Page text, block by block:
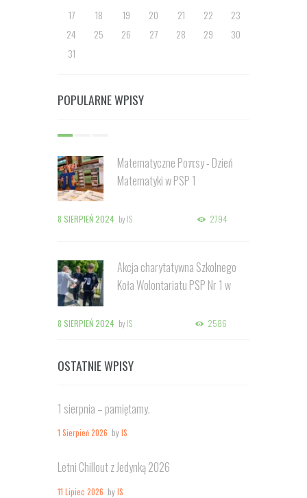
17
18 19 20 21 22
23
24
25 26 27 28 29
30
31
POPULARNE WPISY
Matematyczne Poπsy - Dzień
Matematyki w PSP 1
8 SIERPIEŃ 2024 by IS 2794
Akcja charytatywna Szkolnego
Koła Wolontariatu PSP Nr 1 w
8 SIERPIEŃ 2024 by IS 2586
OSTATNIE WPISY
1 sierpnia – pamiętamy.
1 Sierpień 2026 byIS
Letni Chillout z Jedynką 2026
11 Lipiec 2026 byIS